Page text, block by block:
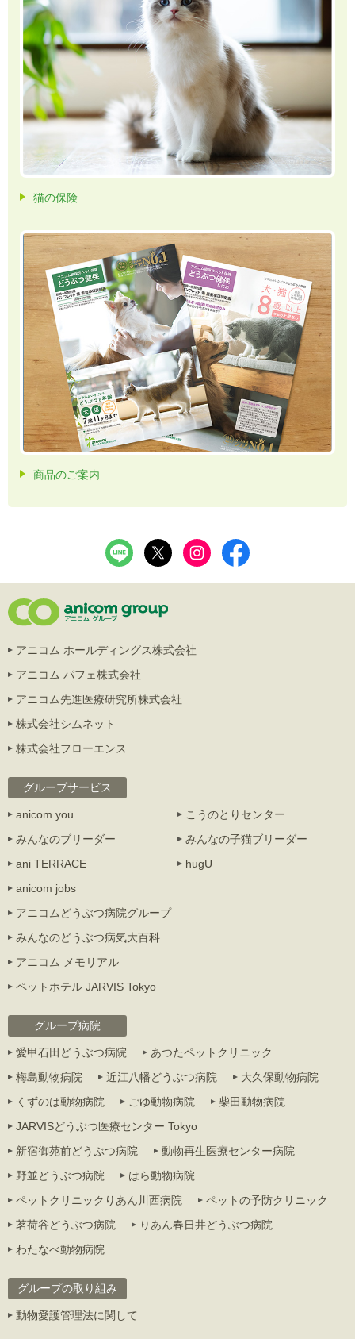
猫の保険
商品のご案内
アニコム ホールディングス株式会社
アニコム パフェ株式会社
アニコム先進医療研究所株式会社
株式会社シムネット
株式会社フローエンス
グループサービス
anicom you
こうのとりセンター
みんなのブリーダー
みんなの子猫ブリーダー
ani TERRACE
hugU
anicom jobs
アニコムどうぶつ病院グループ
みんなのどうぶつ病気大百科
アニコム メモリアル
ペットホテル JARVIS Tokyo
グループ病院
愛甲石田どうぶつ病院
あつたペットクリニック
梅島動物病院
近江八幡どうぶつ病院
大久保動物病院
くずのは動物病院
ごゆ動物病院
柴田動物病院
JARVISどうぶつ医療センター Tokyo
新宿御苑前どうぶつ病院
動物再生医療センター病院
野並どうぶつ病院
はら動物病院
ペットクリニックりあん川西病院
ペットの予防クリニック
茗荷谷どうぶつ病院
りあん春日井どうぶつ病院
わたなべ動物病院
グループの取り組み
動物愛護管理法に関して